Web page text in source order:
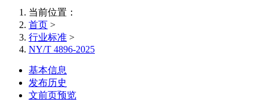
当前位置：
首页 >
行业标准 >
NY/T 4896-2025
基本信息
发布历史
文前页预览